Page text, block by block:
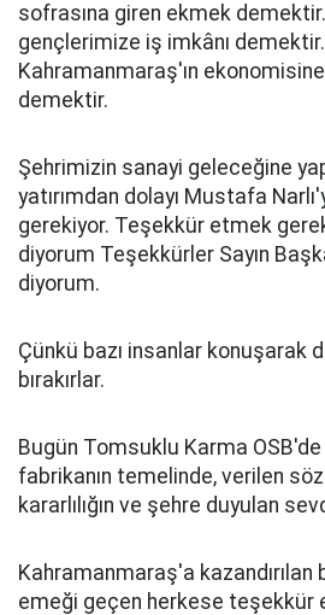
sofrasına giren ekmek demektir.
gençlerimize iş imkânı
Kahramanmaraş'ın
demektir.
Şehrimizin sanayi geleceğine
yatırımdan dolayı Mustafa
gerekiyor. Teşekkür etmek
diyorum Teşekkürler Sayın
diyorum.
Çünkü bazı insanlar konuşarak
bırakırlar.
Bugün Tomsuklu Karma
fabrikanın temelinde, verilen
kararlılığın ve şehre duyulan
Kahramanmaraş'a kazandırılan
emeği geçen herkese teşekkür